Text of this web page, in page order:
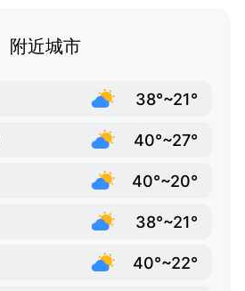
附近城市
38°~21°
40°~27°
40°~20°
38°~21°
40°~22°